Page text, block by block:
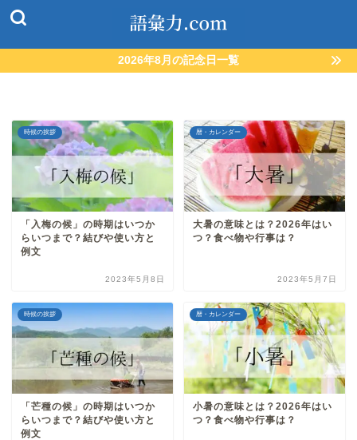
2026年8月の記念日一覧
時候の挨拶
「入梅の候」の時期はいつか
らいつまで？結びや使い方と
例文
2023年5月8日
暦・カレンダー
大暑の意味とは？2026年はい
つ？食べ物や行事は？
2023年5月7日
時候の挨拶
「芒種の候」の時期はいつか
らいつまで？結びや使い方と
例文
暦・カレンダー
小暑の意味とは？2026年はい
つ？食べ物や行事は？